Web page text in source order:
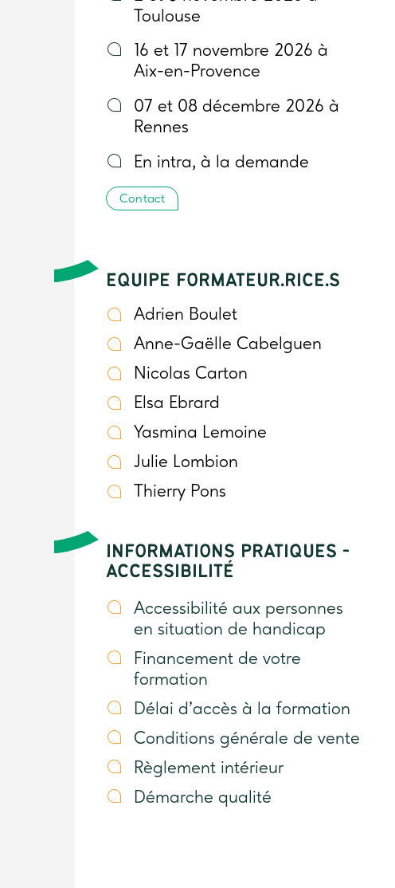
Toulouse
16 et 17 novembre 2026 à
Aix-en-Provence
07 et 08 décembre 2026 à
Rennes
En intra, à la demande
Contact
EQUIPE FORMATEUR.RICE.S
Adrien Boulet
Anne-Gaëlle Cabelguen
Nicolas Carton
Elsa Ebrard
Yasmina Lemoine
Julie Lombion
Thierry Pons
INFORMATIONS PRATIQUES -
ACCESSIBILITÉ
Accessibilité aux personnes
en situation de handicap
Financement de votre
formation
Délai d’accès à la formation
Conditions générale de vente
Règlement intérieur
Démarche qualité